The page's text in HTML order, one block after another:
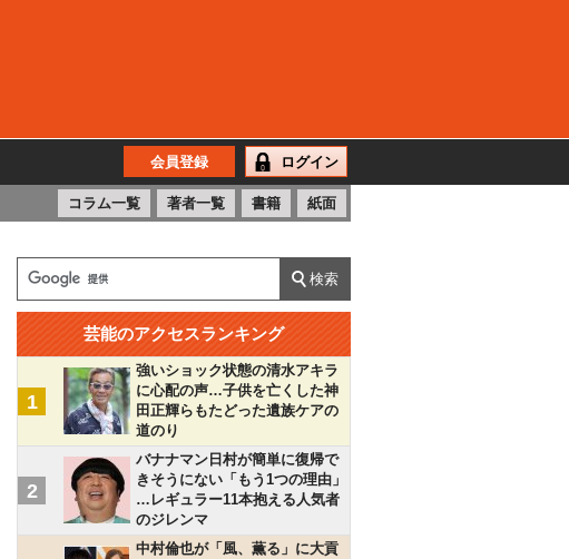
会員登録 ログイン
コラム一覧 著者一覧 書籍 紙面
芸能のアクセスランキング
1
強いショック状態の清水アキラ
に心配の声…子供を亡くした神
田正輝らもたどった遺族ケアの
道のり
2
バナナマン日村が簡単に復帰で
きそうにない「もう1つの理由」
…レギュラー11本抱える人気者
のジレンマ
中村倫也が「風、薫る」に大貢